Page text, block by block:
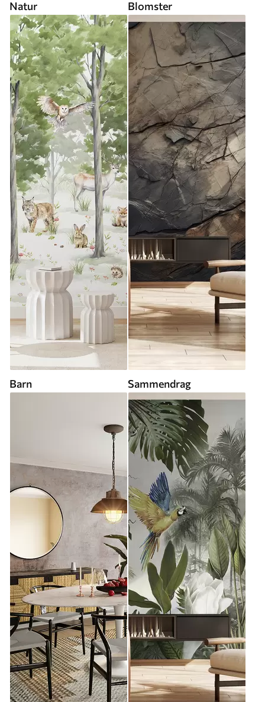
Natur Blomster
Barn Sammendrag